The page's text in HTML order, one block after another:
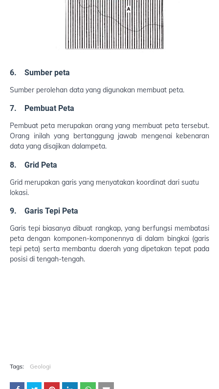
6. Sumber peta
Sumber perolehan data yang digunakan membuat peta.
7. Pembuat Peta
Pembuat peta merupakan orang yang membuat peta tersebut.
Orang inilah yang bertanggung jawab mengenai kebenaran
data yang disajikan dalampeta.
8. Grid Peta
Grid merupakan garis yang menyatakan koordinat dari suatu
lokasi.
9. Garis Tepi Peta
Garis tepi biasanya dibuat rangkap, yang berfungsi membatasi
peta dengan komponen-komponennya di dalam bingkai (garis
tepi peta) serta membantu daerah yang dipetakan tepat pada
posisi di tengah-tengah.
Tags: Geologi